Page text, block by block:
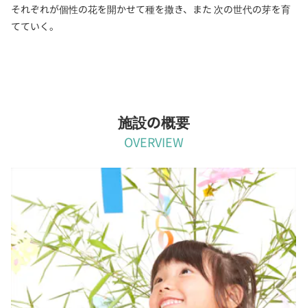
それぞれが個性の花を開かせて種を撒き、また 次の世代の芽を育
てていく。
施設の概要
OVERVIEW